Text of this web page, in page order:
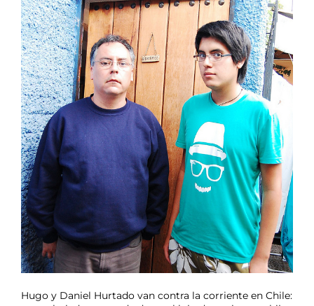
Hugo y Daniel Hurtado van contra la corriente en Chile: